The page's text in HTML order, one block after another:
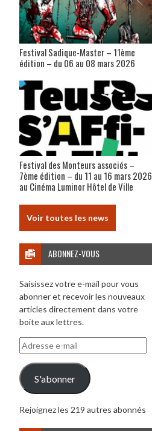
Festival Sadique-Master – 11ème
édition – du 06 au 08 mars 2026
Festival des Monteurs associés –
7ème édition – du 11 au 16 mars 2026
au Cinéma Luminor Hôtel de Ville
Voir toutes les news
ABONNEZ-VOUS
Saisissez votre e-mail pour vous
abonner et recevoir les nouveaux
articles directement dans votre
boite aux lettres.
Adresse
e-
mail
S'abonner
Rejoignez les 219 autres abonnés